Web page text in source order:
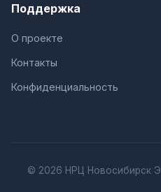
Поддержка
О проекте
Контакты
Конфиденциальность
© 2026 НРЦ Новосибирск